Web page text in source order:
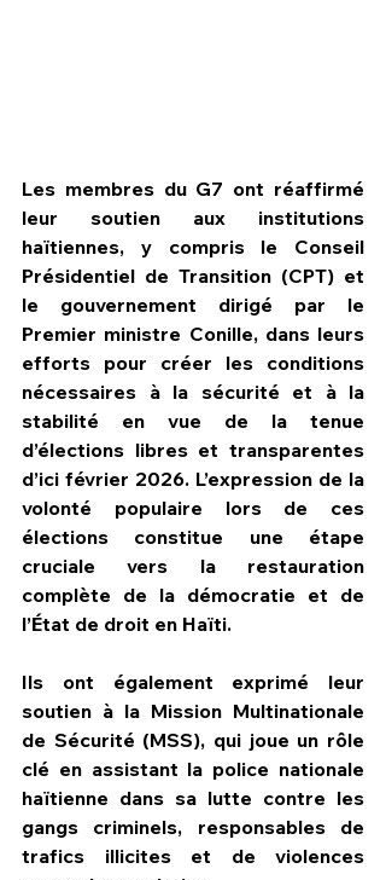
HPN Live
Les membres du G7 ont réaffirmé
leur soutien aux institutions
haïtiennes, y compris le Conseil
Présidentiel de Transition (CPT) et
le gouvernement dirigé par le
Premier ministre Conille, dans leurs
efforts pour créer les conditions
nécessaires à la sécurité et à la
stabilité en vue de la tenue
d’élections libres et transparentes
d’ici février 2026. L’expression de la
volonté populaire lors de ces
élections constitue une étape
cruciale vers la restauration
complète de la démocratie et de
l’État de droit en Haïti.
Ils ont également exprimé leur
soutien à la Mission Multinationale
de Sécurité (MSS), qui joue un rôle
clé en assistant la police nationale
haïtienne dans sa lutte contre les
gangs criminels, responsables de
trafics illicites et de violences